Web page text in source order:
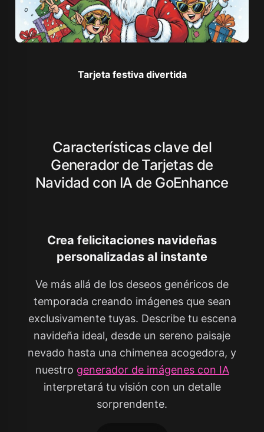
Tarjeta festiva divertida
Características clave del
Generador de Tarjetas de
Navidad con IA de GoEnhance
Crea felicitaciones navideñas
personalizadas al instante
Ve más allá de los deseos genéricos de
temporada creando imágenes que sean
exclusivamente tuyas. Describe tu escena
navideña ideal, desde un sereno paisaje
nevado hasta una chimenea acogedora, y
nuestro generador de imágenes con IA
interpretará tu visión con un detalle
sorprendente.